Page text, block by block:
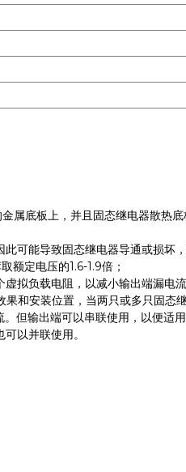
属底板上，并且固态继电器散热
可能导致固态继电器导通或损坏
额定电压的1.6-1.9倍；
拟负载电阻，以减小输出端漏电
和安装位置，当两只或多只固态
但输出端可以串联使用，以便适用
以并联使用。